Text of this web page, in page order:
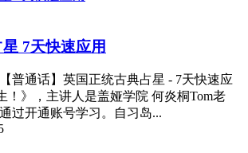
7天快速应用
普通话】英国正统古典占星 - 7天快速应
！》，主讲人是盖娅学院 何炎桐Tom老
过开通账号学习。自习岛...